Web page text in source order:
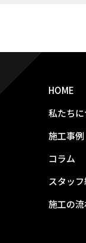
HOME
私たち
施工事例
コラム
スタッ
施工の流